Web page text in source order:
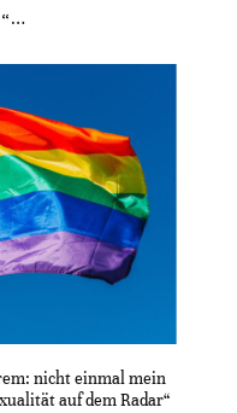
nicht einmal mein
auf dem Radar“